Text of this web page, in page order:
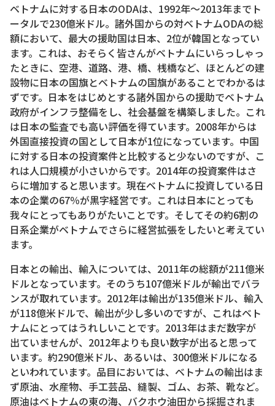
ベトナムに対する日本のODAは、1992年～2013年までト
ータルで230億米ドル。諸外国からの対ベトナムODAの総
額において、最大の援助国は日本、2位が韓国となってい
ます。これは、おそらく皆さんがベトナムにいらっしゃっ
たときに、空港、道路、港、橋、桟橋など、ほとんどの建
設物に日本の国旗とベトナムの国旗があることでわかるは
ずです。日本をはじめとする諸外国からの援助でベトナム
政府がインフラ整備をし、社会基盤を構築しました。これ
は日本の監査でも高い評価を得ています。2008年からは
外国直接投資の国として日本が1位になっています。中国
に対する日本の投資案件と比較すると少ないのですが、こ
れは人口規模が小さいからです。2014年の投資案件はさ
らに増加すると思います。現在ベトナムに投資している日
本の企業の67％が黒字経営です。これは日本にとっても
我々にとってもありがたいことです。そしてその約6割の
日系企業がベトナムでさらに経営拡張をしたいと考えてい
ます。
日本との輸出、輸入については、2011年の総額が211億米
ドルとなっています。そのうち107億米ドルが輸出でバラ
ンスが取れています。2012年は輸出が135億米ドル、輸入
が118億米ドルで、輸出が少し多いのですが、これはベト
ナムにとってはうれしいことです。2013年はまだ数字が
出ていませんが、2012年よりも良い数字が出ると思って
います。約290億米ドル、あるいは、300億米ドルになる
といわれています。品目においては、ベトナムの輸出はま
ず原油、水産物、手工芸品、縫製、ゴム、お茶、靴など。
原油はベトナムの東の海、バクホウ油田から採掘されま